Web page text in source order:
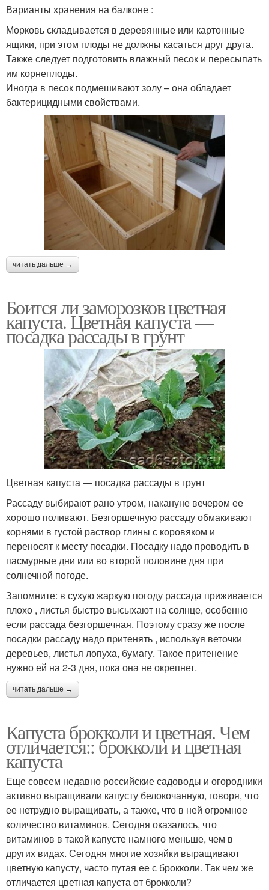
Варианты хранения на балконе :
Морковь складывается в деревянные или картонные
ящики, при этом плоды не должны касаться друг друга.
Также следует подготовить влажный песок и пересыпать
им корнеплоды.
Иногда в песок подмешивают золу – она обладает
бактерицидными свойствами.
читать дальше →
Боится ли заморозков цветная
капуста. Цветная капуста —
посадка рассады в грунт
Цветная капуста — посадка рассады в грунт
Рассаду выбирают рано утром, накануне вечером ее
хорошо поливают. Безгоршечную рассаду обмакивают
корнями в густой раствор глины с коровяком и
переносят к месту посадки. Посадку надо проводить в
пасмурные дни или во второй половине дня при
солнечной погоде.
Запомните: в сухую жаркую погоду рассада приживается
плохо , листья быстро высыхают на солнце, особенно
если рассада безгоршечная. Поэтому сразу же после
посадки рассаду надо притенять , используя веточки
деревьев, листья лопуха, бумагу. Такое притенение
нужно ей на 2-3 дня, пока она не окрепнет.
читать дальше →
Капуста брокколи и цветная. Чем
отличается:: брокколи и цветная
капуста
Еще совсем недавно российские садоводы и огородники
активно выращивали капусту белокочанную, говоря, что
ее нетрудно выращивать, а также, что в ней огромное
количество витаминов. Сегодня оказалось, что
витаминов в такой капусте намного меньше, чем в
других видах. Сегодня многие хозяйки выращивают
цветную капусту, часто путая ее с брокколи. Так чем же
отличается цветная капуста от брокколи?